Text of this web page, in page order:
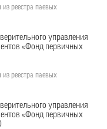
из реестра паевых
управления
«Фонд первичных
из реестра паевых
управления
«Фонд первичных